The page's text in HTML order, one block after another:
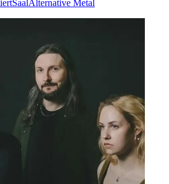
SaalAlternative Metal